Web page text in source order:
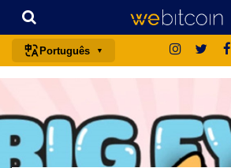
Português
español
français